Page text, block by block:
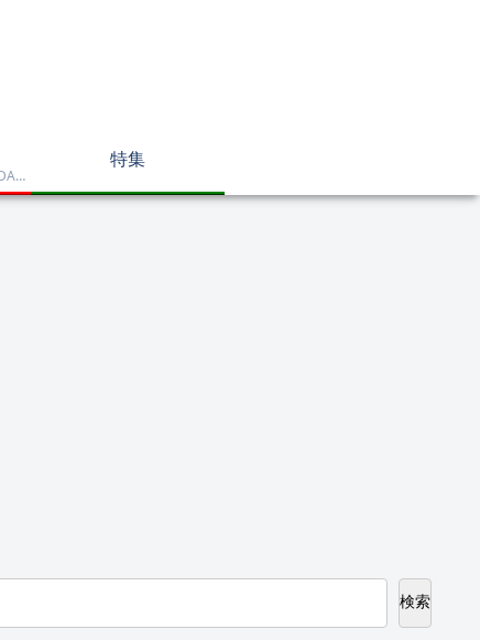
Dell OptiPlex、NEC LAVIE DA770、HP DT 24-cr2000、ASUS V470VAK、Dell 24 AIO EC24250などを掲載したデスクトップPC一覧です。一体型や整備済み品を比較しながら、用途に合うモデルを選べます。
特集
検索